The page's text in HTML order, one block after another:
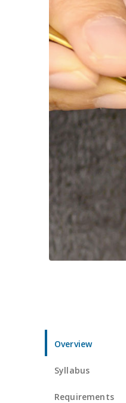
Overview
Syllabus
Requirements